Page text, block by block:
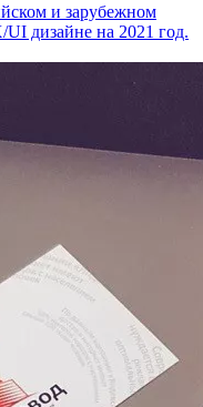
и зарубежном
дизайне на 2021 год.